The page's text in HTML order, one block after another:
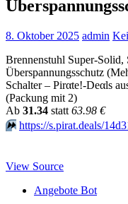
8. Oktober 2025 admin
Brennenstuhl Super-Solid,
Überspannungsschutz
Schalter – Pirαtе!-Dеαls
(Packung mit 2)
Аb 31.34 statt 63.98 €
⏩️ https://s.pirat.deals/
View Source
Angebote Bot